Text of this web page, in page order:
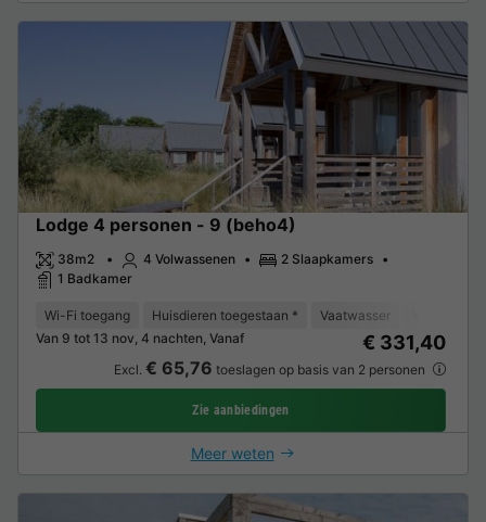
Lodge 4 personen - 9 (beho4)
38m2 4 Volwassenen
2 Slaapkamers
1 Badkamer
Wi-Fi toegang Huisdieren toegestaan * Vaatwasser
Van 9 tot 13 nov, 4 nachten, Vanaf
€ 331,40
Excl. € 65,76 toeslagen op basis van 2 personen
Zie aanbiedingen
Meer weten